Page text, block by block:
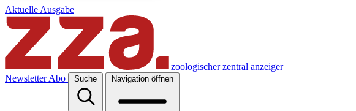
Aktuelle Ausgabe
zoologischer zentral anzeiger
Newsletter Abo Suche Navigation öffnen